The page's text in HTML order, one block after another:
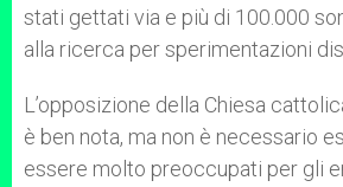
stati gettati via e più di 100.000
alla ricerca per sperimentazioni
L’opposizione della Chiesa
è ben nota, ma non è necessario
essere molto preoccupati per gli